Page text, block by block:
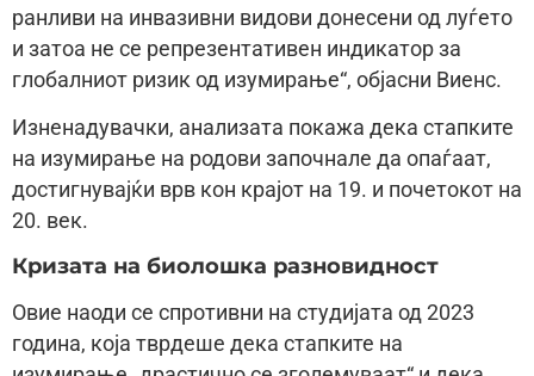
ранливи на инвазивни видови донесени од луѓето
и затоа не се репрезентативен индикатор за
глобалниот ризик од изумирање“, објасни Виенс.
Изненадувачки, анализата покажа дека стапките
на изумирање на родови започнале да опаѓаат,
достигнувајќи врв кон крајот на 19. и почетокот на
20. век.
Кризата на биолошка разновидност
Овие наоди се спротивни на студијата од 2023
година, која тврдеше дека стапките на